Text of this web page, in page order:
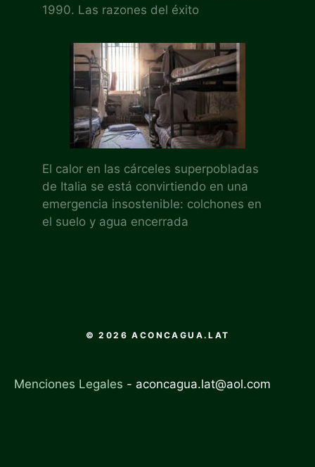
1990. Las razones del éxito
El calor en las cárceles superpobladas
de Italia se está convirtiendo en una
emergencia insostenible: colchones en
el suelo y agua encerrada
© 2026 ACONCAGUA.LAT
Menciones Legales - aconcagua.lat@aol.com